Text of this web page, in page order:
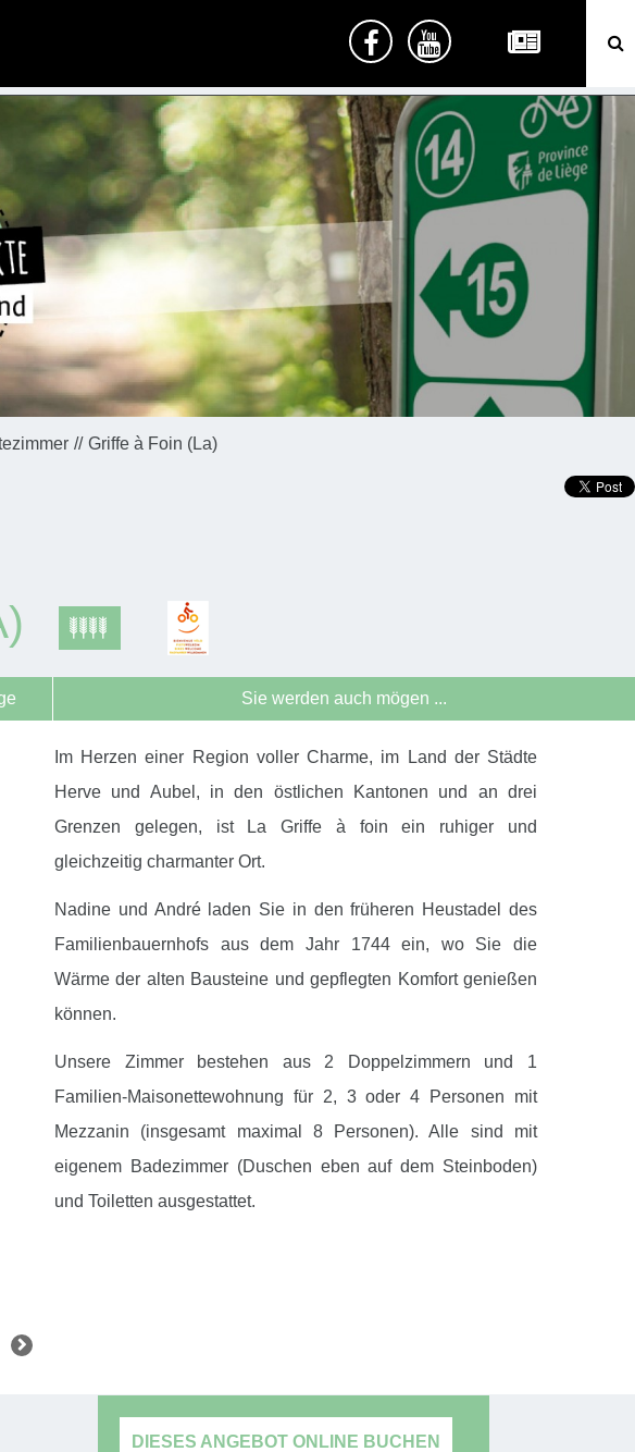
Griffe à Foin (La)
Sie werden auch mögen ...
Im Herzen einer Region voller Charme, im Land der Städte
Herve und Aubel, in den östlichen Kantonen und an drei
Grenzen gelegen, ist La Griffe à foin ein ruhiger und
gleichzeitig charmanter Ort.
Nadine und André laden Sie in den früheren Heustadel des
Familienbauernhofs aus dem Jahr 1744 ein, wo Sie die
Wärme der alten Bausteine und gepflegten Komfort genießen
können.
Unsere Zimmer bestehen aus 2 Doppelzimmern und 1
Familien-Maisonettewohnung für 2, 3 oder 4 Personen mit
Mezzanin (insgesamt maximal 8 Personen). Alle sind mit
eigenem Badezimmer (Duschen eben auf dem Steinboden)
und Toiletten ausgestattet.
DIESES ANGEBOT ONLINE BUCHEN